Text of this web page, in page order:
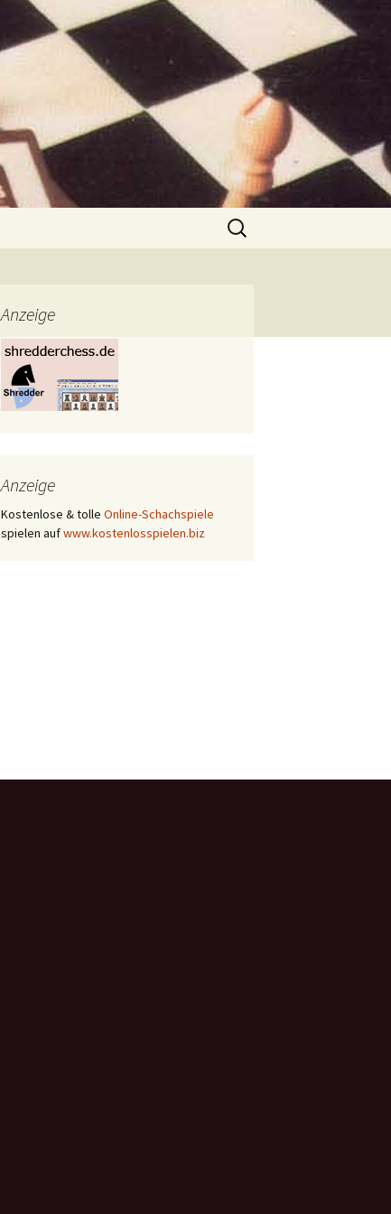
Suchen
nach:
Anzeige
Anzeige
Kostenlose & tolle Online-Schachspiele
spielen aufwww.kostenlosspielen.biz